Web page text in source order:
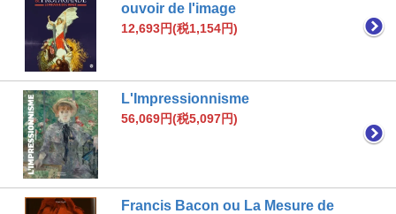
ouvoir de l'image
12,693円(税1,154円)
L'Impressionnisme
56,069円(税5,097円)
Francis Bacon ou La Mesure de